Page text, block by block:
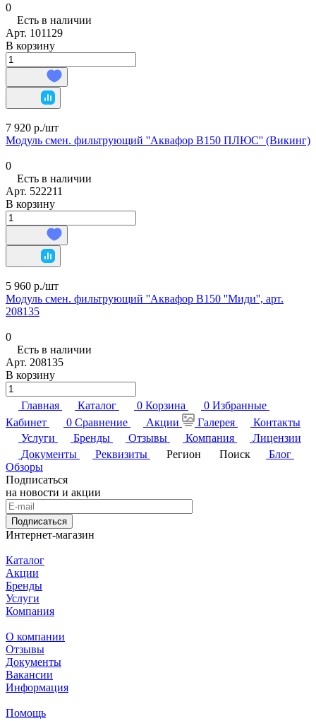
0
Есть в наличии
Арт. 101129
В корзину
7 920 р./шт
Модуль смен. фильтрующий ''Аквафор В150 ПЛЮС'' (Викинг)
0
Есть в наличии
Арт. 522211
В корзину
5 960 р./шт
Модуль смен. фильтрующий ''Аквафор В150 ''Миди'', арт.
208135
0
Есть в наличии
Арт. 208135
В корзину
Главная Каталог 0 Корзина 0 Избранные
Кабинет
0 Сравнение Акции Галерея
Контакты
Услуги
Бренды Отзывы Компания
Лицензии
Документы
Реквизиты Регион Поиск
Блог
Обзоры
Подписаться
на новости и акции
Подписаться
Интернет-магазин
Каталог
Акции
Бренды
Услуги
Компания
О компании
Отзывы
Документы
Вакансии
Информация
Помощь